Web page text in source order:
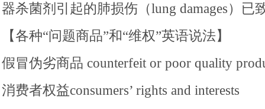
器杀菌剂引起的肺损伤（lung damages）已
【各种“问题商品”和“维权”英语说法】
假冒伪劣商品 counterfeit or poor quality
消费者权益consumers’ rights and interests